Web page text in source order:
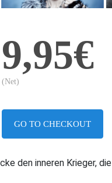
9,95€
(Net)
GO TO CHECKOUT
den inneren Krieger,